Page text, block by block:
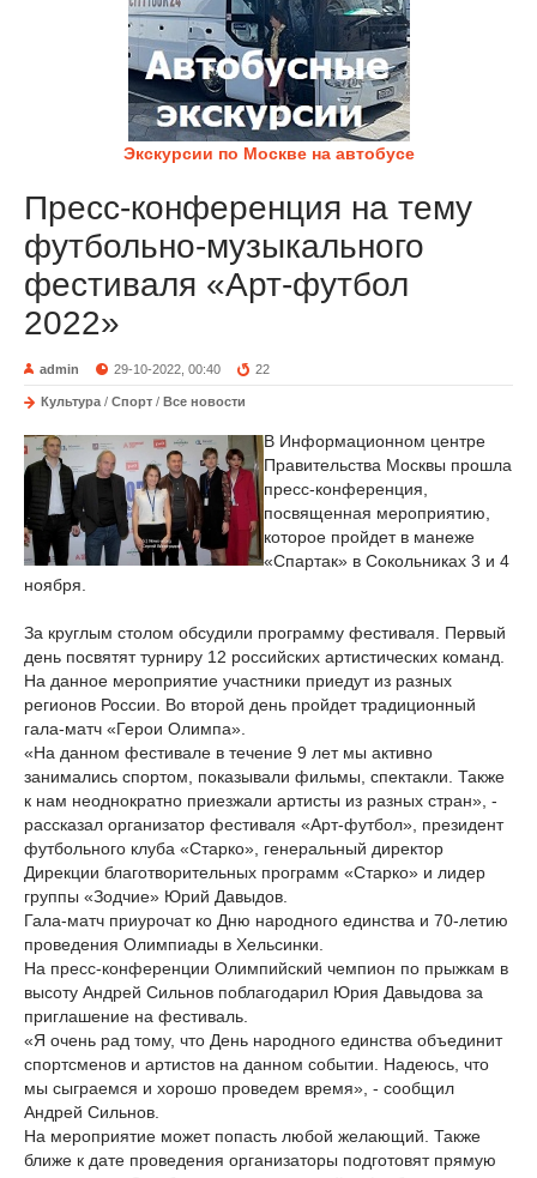
Экскурсии по Москве на автобусе
Пресс-конференция на тему
футбольно-музыкального
фестиваля «Арт-футбол
2022»
admin 29-10-2022, 00:40 22
Культура / Спорт / Все новости
В Информационном центре
Правительства Москвы прошла
пресс-конференция,
посвященная мероприятию,
которое пройдет в манеже
«Спартак» в Сокольниках 3 и 4
ноября.
За круглым столом обсудили программу фестиваля. Первый
день посвятят турниру 12 российских артистических команд.
На данное мероприятие участники приедут из разных
регионов России. Во второй день пройдет традиционный
гала-матч «Герои Олимпа».
«На данном фестивале в течение 9 лет мы активно
занимались спортом, показывали фильмы, спектакли. Также
к нам неоднократно приезжали артисты из разных стран», -
рассказал организатор фестиваля «Арт-футбол», президент
футбольного клуба «Старко», генеральный директор
Дирекции благотворительных программ «Старко» и лидер
группы «Зодчие» Юрий Давыдов.
Гала-матч приурочат ко Дню народного единства и 70-летию
проведения Олимпиады в Хельсинки.
На пресс-конференции Олимпийский чемпион по прыжкам в
высоту Андрей Сильнов поблагодарил Юрия Давыдова за
приглашение на фестиваль.
«Я очень рад тому, что День народного единства объединит
спортсменов и артистов на данном событии. Надеюсь, что
мы сыграемся и хорошо проведем время», - сообщил
Андрей Сильнов.
На мероприятие может попасть любой желающий. Также
ближе к дате проведения организаторы подготовят прямую